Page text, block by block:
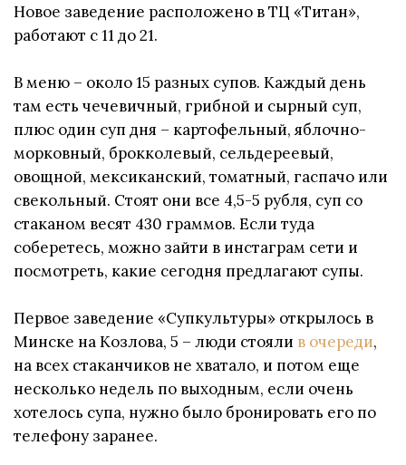
Новое заведение расположено в ТЦ «Титан»,
работают с 11 до 21.
В меню – около 15 разных супов. Каждый день
там есть чечевичный, грибной и сырный суп,
плюс один суп дня – картофельный, яблочно-
морковный, брокколевый, сельдереевый,
овощной, мексиканский, томатный, гаспачо или
свекольный. Стоят они все 4,5-5 рубля, суп со
стаканом весят 430 граммов. Если туда
соберетесь, можно зайти в инстаграм сети и
посмотреть, какие сегодня предлагают супы.
Первое заведение «Супкультуры» открылось в
Минске на Козлова, 5 – люди стояли в очереди,
на всех стаканчиков не хватало, и потом еще
несколько недель по выходным, если очень
хотелось супа, нужно было бронировать его по
телефону заранее.